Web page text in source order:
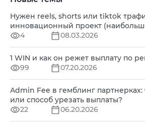
Нужен reels, shorts или tiktok
инновационный проект
4
08.03.2026
1 WIN и как он режет выплату по
99
07.20.2026
Admin Fee в гемблинг
или способ урезать выплаты?
22
06.20.2026